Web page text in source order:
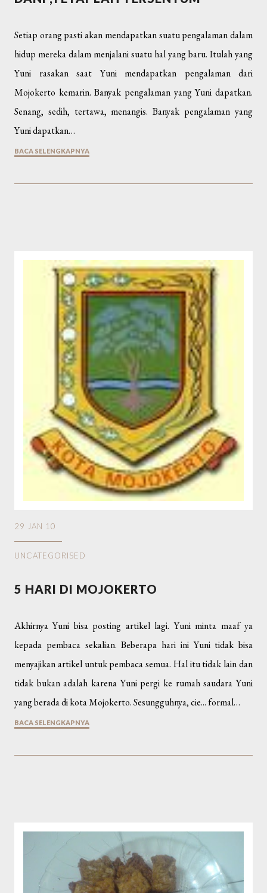
Setiap orang pasti akan mendapatkan suatu pengalaman dalam
hidup mereka dalam menjalani suatu hal yang baru. Itulah yang
Yuni rasakan saat Yuni mendapatkan pengalaman dari
Mojokerto kemarin. Banyak pengalaman yang Yuni dapatkan.
Senang, sedih, tertawa, menangis. Banyak pengalaman yang
Yuni dapatkan…
BACA SELENGKAPNYA
29 JAN 10
UNCATEGORISED
5 HARI DI MOJOKERTO
Akhirnya Yuni bisa posting artikel lagi. Yuni minta maaf ya
kepada pembaca sekalian. Beberapa hari ini Yuni tidak bisa
menyajikan artikel untuk pembaca semua. Hal itu tidak lain dan
tidak bukan adalah karena Yuni pergi ke rumah saudara Yuni
yang berada di kota Mojokerto. Sesungguhnya, cie... formal…
BACA SELENGKAPNYA